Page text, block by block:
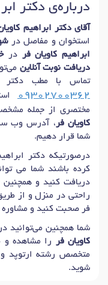
درباره‌ی دکتر
آقای دکتر ابراهیم
استخوان و مفاصل در
ابراهیم کاویان فر
در
دریافت نوبت آنلاین
تماس با مطب دکتر
09302700362
مختصری از جمله
کاویان فر ، آدرس وب
شما قرار دهیم.
درصورتیکه دکتر
کرده باشند شما می
دریافت کنید و
راحتی در منزل و از
فر صحبت کنید و
شما همچنین می‌توانید
کاویان فر
را مشاهده و
متخصص رشته ارتوپد و
شوید.